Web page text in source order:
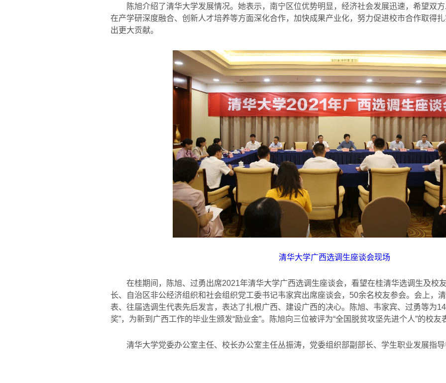
陈旭介绍了清华大学发展情况。她表示，南宁区位优势明显，经济社会发展迅速，希望双
在产学研深度融合、创新人才培养等方面深化合作，加快成果产业化，努力促进校市合作取得
出更大贡献。
清华大学广西选调生座谈会现场
在桂期间，陈旭、过勇出席2021年清华大学广西选调生座谈会，看望在桂清华选调生及校
长、自治区非公经济组织和社会组织党工委书记韦家宾出席座谈会， 50余名校友参会。会上，
表、往届选调生代表先后发言，表达了扎根广西、建设广西的决心。陈旭、韦家宾、过勇等为14
奖”，为新到广西工作的毕业生颁发“励业金”。陈旭向三位被评为“全国脱贫攻坚先进个人”的校友
清华大学党委办公室主任、校长办公室主任丛振涛，党委组织部副部长、学生职业发展指